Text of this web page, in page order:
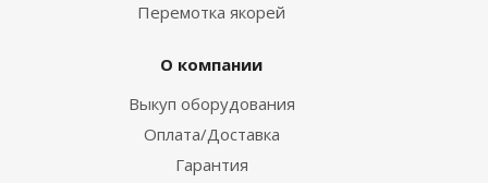
Перемотка якорей
О компании
Выкуп оборудования
Оплата/Доставка
Гарантия